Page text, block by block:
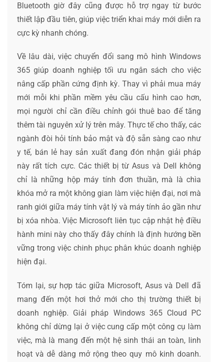
Bluetooth giờ đây cũng được hỗ trợ ngay từ bước
thiết lập đầu tiên, giúp việc triển khai máy mới diễn ra
cực kỳ nhanh chóng.
Về lâu dài, việc chuyển đổi sang mô hình Windows
365 giúp doanh nghiệp tối ưu ngân sách cho việc
nâng cấp phần cứng định kỳ. Thay vì phải mua máy
mới mỗi khi phần mềm yêu cầu cấu hình cao hơn,
mọi người chỉ cần điều chỉnh gói thuê bao để tăng
thêm tài nguyên xử lý trên mây. Thực tế cho thấy, các
ngành đòi hỏi tính bảo mật và độ sẵn sàng cao như
y tế, bán lẻ hay sản xuất đang đón nhận giải pháp
này rất tích cực. Các thiết bị từ Asus và Dell không
chỉ là những hộp máy tính đơn thuần, mà là chìa
khóa mở ra một không gian làm việc hiện đại, nơi mà
ranh giới giữa máy tính vật lý và máy tính ảo gần như
bị xóa nhòa. Việc Microsoft liên tục cập nhật hệ điều
hành mini này cho thấy đây chính là định hướng bền
vững trong việc chinh phục phân khúc doanh nghiệp
hiện đại.
Tóm lại, sự hợp tác giữa Microsoft, Asus và Dell đã
mang đến một hơi thở mới cho thị trường thiết bị
doanh nghiệp. Giải pháp Windows 365 Cloud PC
không chỉ dừng lại ở việc cung cấp một công cụ làm
việc, mà là mang đến một hệ sinh thái an toàn, linh
hoạt và dễ dàng mở rộng theo quy mô kinh doanh.